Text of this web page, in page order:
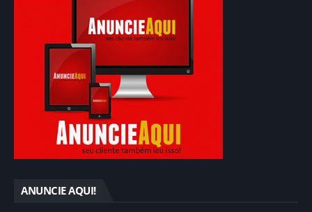
ANUNCIE AQUI!